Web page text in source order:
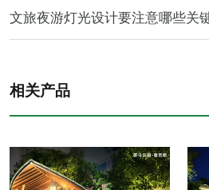
文旅夜游灯光设计要注意哪些关
相关产品